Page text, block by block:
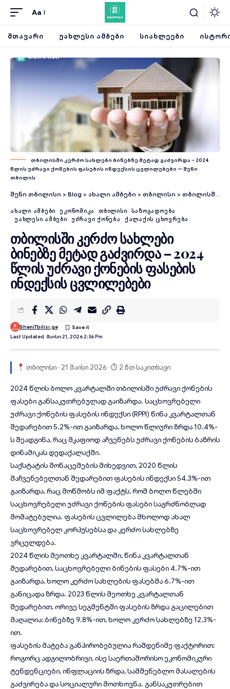
Aa
ᲛᲗᲐᲕᲐᲠᲘ ᲣᲐᲮᲚᲔᲡᲘ ᲐᲛᲑᲔᲑᲘ ᲡᲘᲐᲮᲚᲔᲔᲑᲘ
თბილისში კერძო სახლები ბინებზე მეტად გაძვირდა – 2024
წლის უძრავი ქონების ფასების ინდექსის ცვლილებები — შენი
თბილის
შენი თბილისი > Blog > ახალი ამბები > თბილისი > თბილისში კერძო სახლები ბინებზე მეტად გაძვირდა – 2024 წლის უძრავი ქონების ფასების ინდექსის ცვლილებები
ᲐᲮᲐᲚᲘ ᲐᲛᲑᲔᲑᲘ ᲔᲙᲝᲜᲝᲛᲘᲙᲐ ᲗᲑᲘᲚᲘᲡᲘ
ᲡᲐᲖᲝᲒᲐᲓᲝᲔᲑᲐ
ᲣᲐᲮᲚᲔᲡᲘ ᲐᲛᲑᲔᲑᲘ
ᲣᲫᲠᲐᲕᲘ ᲥᲝᲜᲔᲑᲐ ᲥᲐᲚᲐᲥᲘᲡ ᲪᲮᲝᲕᲠᲔᲑᲐ
თბილისში კერძო სახლები
ბინებზე მეტად გაძვირდა – 2024
წლის უძრავი ქონების ფასების
ინდექსის ცვლილებები
Last Updated: Მაისი 21, 2026 2:36 Pm
SheniTbilisi.ge
თბილისი · 21 მაისი 2026 · ⏱ 2 წთ საკითხავი
2024 წლის ბოლო კვარტალში თბილისში უძრავი ქონების
ფასები განსაკუთრებულად გაიზარდა. საცხოვრებელი
უძრავი ქონების ფასების ინდექსი (RPPI) წინა კვარტალთან
შედარებით 5.2%-ით გაიზარდა, ხოლო წლიური ზრდა 10.4%-
ს შეადგინა, რაც მკაფიოდ აჩვენებს უძრავი ქონების ბაზრის
დინამიკას დედაქალაქში.
საქსტატის მონაცემების მიხედვით, 2020 წლის
მაჩვენებელთან შედარებით ფასების ინდექსი 54.3%-ით
გაიზარდა, რაც მოწმობს იმ ფაქტს, რომ ბოლო წლებში
საცხოვრებელი უძრავი ქონების ფასები საგრძნობლად
მომატებულია. ფასების ცვლილება მხოლოდ ახალ
საცხოვრებელ კორპუსებსა და კერძო სახლებზე
ვრცელდება.
2024 წლის მეოთხე კვარტალში, წინა კვარტალთან
შედარებით, საცხოვრებელი ბინების ფასები 4.7%-ით
გაიზარდა, ხოლო კერძო სახლების ფასებმა 6.7%-ით
განიცადა ზრდა. 2023 წლის მეოთხე კვარტალთან
შედარებით, ორივე სეგმენტში ფასების ზრდა გაცილებით
მაღალია: ბინებზე 9.8%-ით, ხოლო კერძო სახლებზე 12.3%-
ით.
ფასების მატება განპირობებულია რამდენიმე ფაქტორით:
როგორც ადგილობრივი, ისე საერთაშორისო ეკონომიკური
ტენდენციები, ინფლაციის ზრდა, სამშენებლო მასალების
გაძვირება და სოციალური მოთხოვნა. განსაკუთრებით